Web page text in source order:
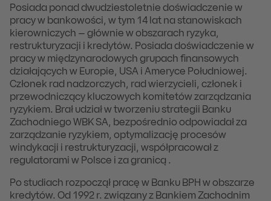
Posiada ponad dwudziestoletnie doświadczenie w
pracy w bankowości, w tym 14 lat na stanowiskach
kierowniczych – głównie w obszarach ryzyka,
restrukturyzacji i kredytów. Posiada doświadczenie w
pracy w międzynarodowych grupach finansowych
działających w Europie, USA i Ameryce Południowej.
Członek rad nadzorczych, rad wierzycieli, członek i
przewodniczący kluczowych komitetów zarządzania
ryzykiem. Brał udział w tworzeniu strategii Banku
Zachodniego WBK SA, bezpośrednio odpowiadał za
zarządzanie ryzykiem, optymalizację procesów
windykacji i restrukturyzacji, współpracował z
regulatorami w Polsce i za granicą .
Po studiach rozpoczął pracę w Banku BPH w obszarze
kredytów. Od 1992 r. związany z Bankiem Zachodnim